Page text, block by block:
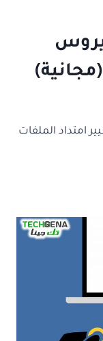
فيروس
امتداد الملفات